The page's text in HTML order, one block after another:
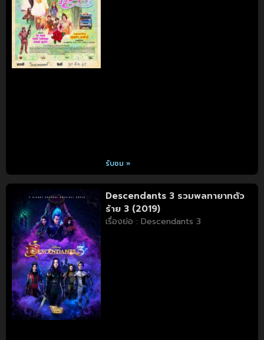
รับชม »
Descendants 3 รวมพลทายาทตัว
ร้าย 3 (2019)
เรื่องย่อ : Descendants 3